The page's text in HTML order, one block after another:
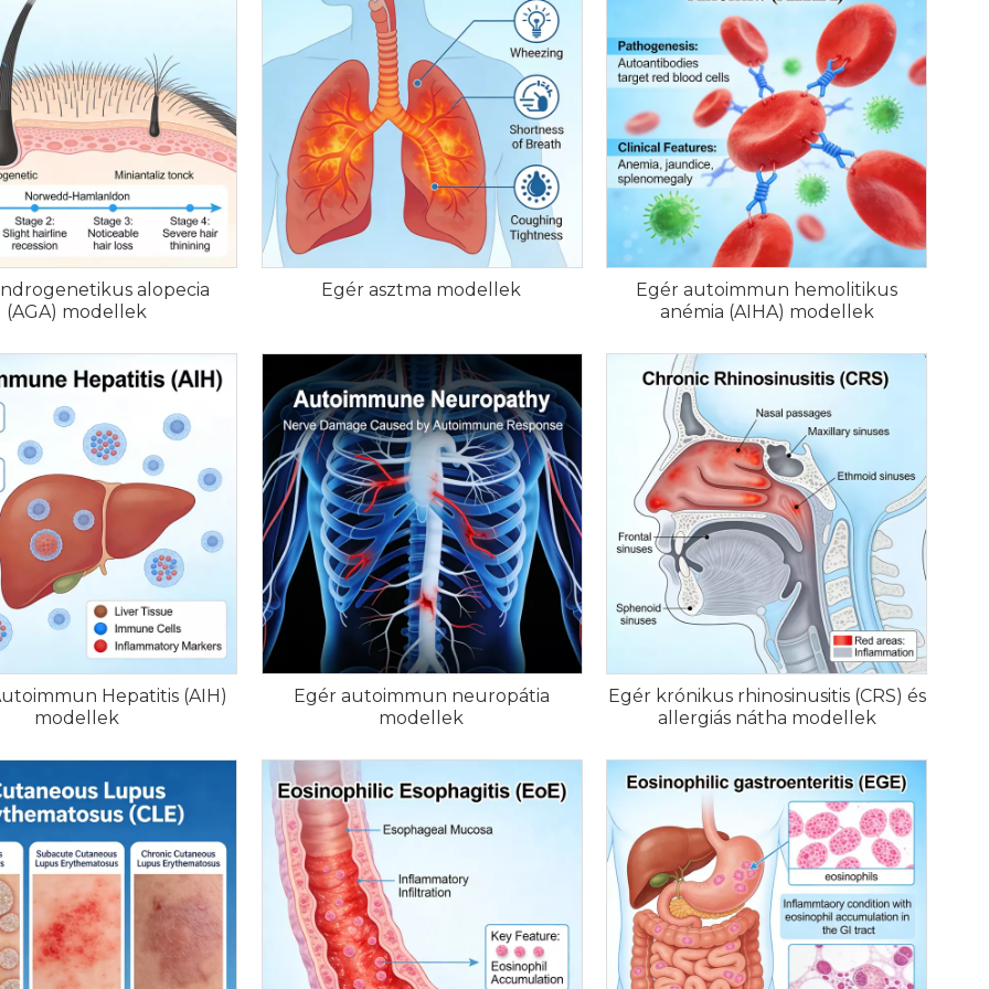
alopecia
(AGA) modellek
Egér asztma modellek
Egér autoimmun hemolitikus
anémia (AIHA) modellek
Hepatitis (AIH)
modellek
Egér autoimmun neuropátia
modellek
Egér krónikus rhinosinusitis (CRS) és
allergiás nátha modellek